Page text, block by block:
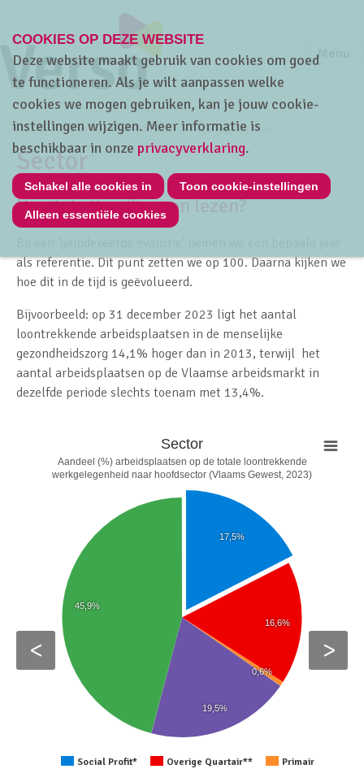
Jump
Menu
Home Cijfers Arbeidsmarkt Arbeidsplaatsen
Sector
Hoe tabellen/figuren lezen?
als referentie. Dit punt zetten we op 100. Daarna kijken we
hoe dit in de tijd is geëvolueerd.
Bijvoorbeeld: op 31 december 2023 ligt het aantal
loontrekkende arbeidsplaatsen in de menselijke
gezondheidszorg 14,1% hoger dan in 2013, terwijl het
aantal arbeidsplaatsen op de Vlaamse arbeidsmarkt in
dezelfde periode slechts toenam met 13,4%.
Sector
Aandeel (%) arbeidsplaatsen op de totale loontrekkende
werkgelegenheid naar hoofdsector (Vlaams Gewest, 2023)
17,5%
16,6%
0,6%
19,5%
45,9%
Social Profit* Overige Quartair**
Primair
Arbeidsplaatsen (loontrekkenden) naar
sector
(Vlaams Gewest 2019-2023)
2021
Menselijke gezondheidszorg
Geïndexeerde evolutie arbeidsplaatsen
(loontrekkenden) naar sector
Vlaams Gewest 2013-2023
2017 2018
Menselijke gezondheidszorg
< >
COOKIES OP DEZE WEBSITE
Deze website maakt gebruik van cookies om goed
te functioneren. Als je wilt aanpassen welke
cookies we mogen gebruiken, kan je jouw cookie-
instellingen wijzigen. Meer informatie is
beschikbaar in onze privacyverklaring.
Schakel alle cookies in Toon cookie-instellingen
Alleen essentiële cookies